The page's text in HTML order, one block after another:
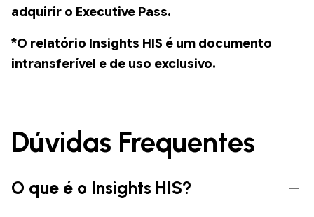
adquirir o Executive Pass.
*O relatório Insights HIS é um documento
intransferível e de uso exclusivo.
Dúvidas Frequentes
O que é o Insights HIS?